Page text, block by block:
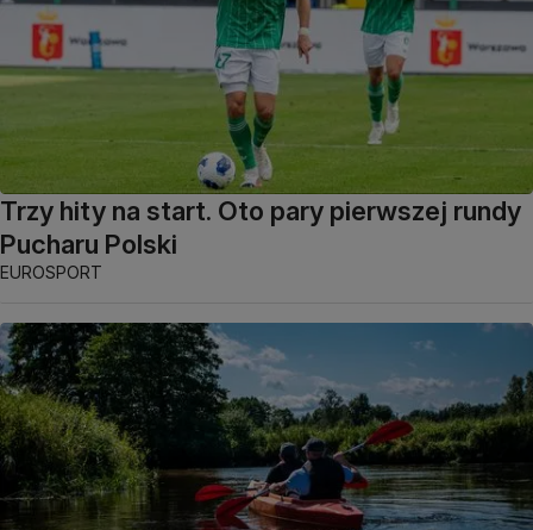
Trzy hity na start. Oto pary pierwszej rundy
Pucharu Polski
EUROSPORT